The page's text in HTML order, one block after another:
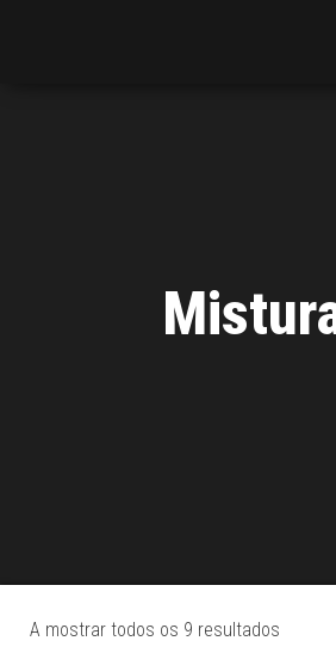
A mostrar todos os 9 resultados